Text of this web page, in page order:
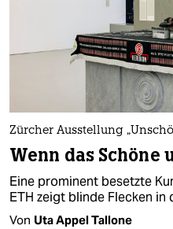
gesellschaft
berlin
wahrheit
Zürcher Ausstellung
Wenn das Schöne
Eine prominent besetzte
ETH zeigt blinde Flecken in
Von Uta Appel Tallone